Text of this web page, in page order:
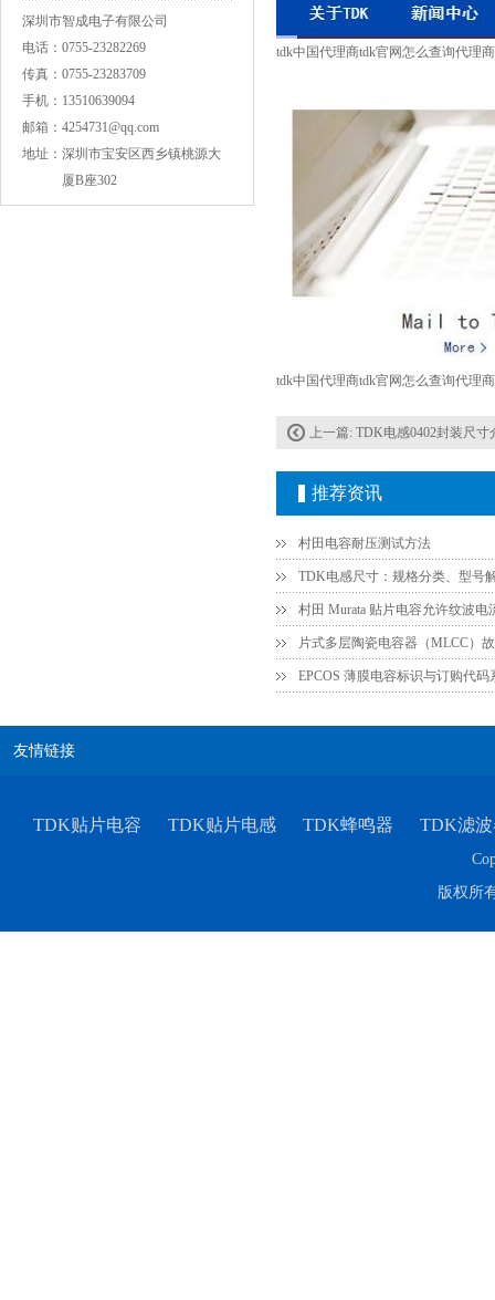
村田电感LQW15AN47NG80D
深圳市智成电子有限公司
电话： 0755-23282269
传真： 0755-23283709
手机： 13510639094
邮箱： 4254731@qq.com
地址： 深圳市宝安区西乡镇桃源大
厦B座302
tdk中国代理商tdk官网怎么查询代理
tdk中国代理商tdk官网怎么查询代理
上一篇: TDK电感0402封装尺寸
推荐资讯
村田电容耐压测试方法
TDK电感尺寸：规格分类、型号
EPCOS 薄膜电容标识与订购代码
友情链接
TDK贴片电容 TDK贴片电感 TDK蜂鸣器 TDK滤
版权所